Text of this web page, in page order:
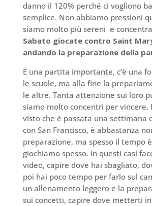
danno il 120% perché ci vogliono
semplice. Non abbiamo pressioni
siamo molto più sereni e
Sabato giocate contro Saint
andando la preparazione della
É una partita importante, c’è una
le scuole, ma alla fine la
le altre. Tanta attenzione sui loro
siamo molto concentri per vincere.
visto che è passata una settimana
con San Francisco, è abbastanza
preparazione, ma spesso il tempo
giochiamo spesso. In questi casi
video, capire dove hai sbagliato,
poi hai poco tempo per farlo sul
un allenamento leggero e la
sui concetti, capire dove metterti